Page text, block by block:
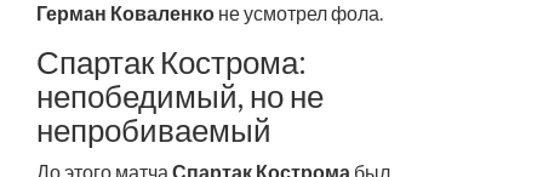
Герман Коваленко не усмотрел фола.
Спартак Кострома:
непобедимый, но не
непробиваемый
До этого матча Спартак Кострома был